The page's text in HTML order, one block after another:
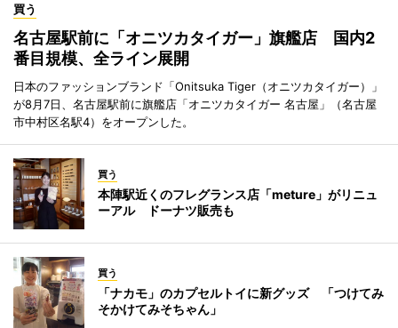
買う
名古屋駅前に「オニツカタイガー」旗艦店 国内2
番目規模、全ライン展開
日本のファッションブランド「Onitsuka Tiger（オニツカタイガー）」
が8月7日、名古屋駅前に旗艦店「オニツカタイガー 名古屋」（名古屋
市中村区名駅4）をオープンした。
買う
本陣駅近くのフレグランス店「meture」がリニュ
ーアル ドーナツ販売も
買う
「ナカモ」のカプセルトイに新グッズ 「つけてみ
そかけてみそちゃん」